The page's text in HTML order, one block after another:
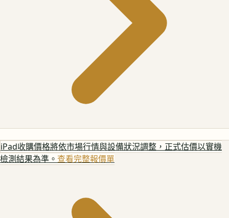
iPad收購價格將依市場行情與設備狀況調整，正式估價以實機
檢測結果為準。 查看完整報價單